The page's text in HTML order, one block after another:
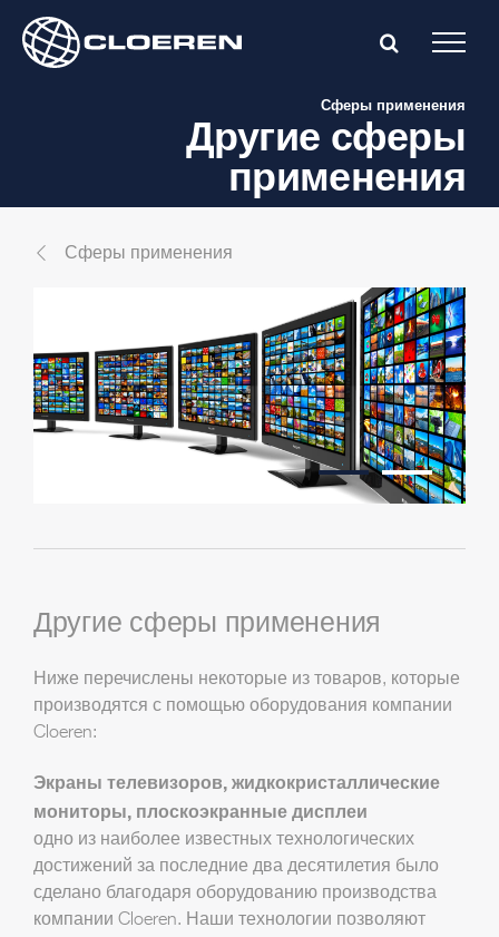
content
Другие сферы
применения
Сферы применения
Другие сферы применения
Ниже перечислены некоторые из товаров, которые
производятся с помощью оборудования компании
Cloeren:
Экраны телевизоров, жидкокристаллические
мониторы, плоскоэкранные дисплеи
одно из наиболее известных технологических
достижений за последние два десятилетия было
сделано благодаря оборудованию производства
компании Cloeren. Наши технологии позволяют
Сферы применения